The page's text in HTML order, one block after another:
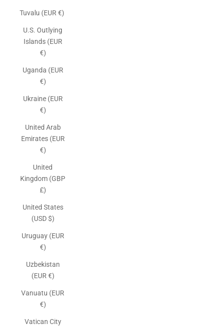
Tuvalu (EUR €)
U.S. Outlying
Islands (EUR
€)
Uganda (EUR
€)
Ukraine (EUR
€)
United Arab
Emirates (EUR
€)
United
Kingdom (GBP
£)
United States
(USD $)
Uruguay (EUR
€)
Uzbekistan
(EUR €)
Vanuatu (EUR
€)
Vatican City